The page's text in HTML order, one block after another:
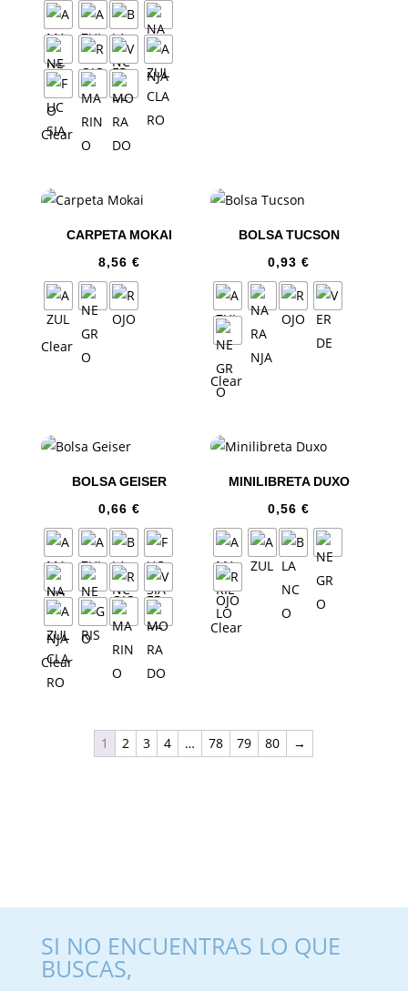
Clear
CARPETA MOKAI
8,56 €
Clear
BOLSA TUCSON
0,93€
Clear
BOLSA GEISER
0,66 €
Clear
MINILIBRETA DUXO
0,56€
Clear
1 2 3 4 … 78 79 80 →
SI NO ENCUENTRAS LO QUE
BUSCAS,